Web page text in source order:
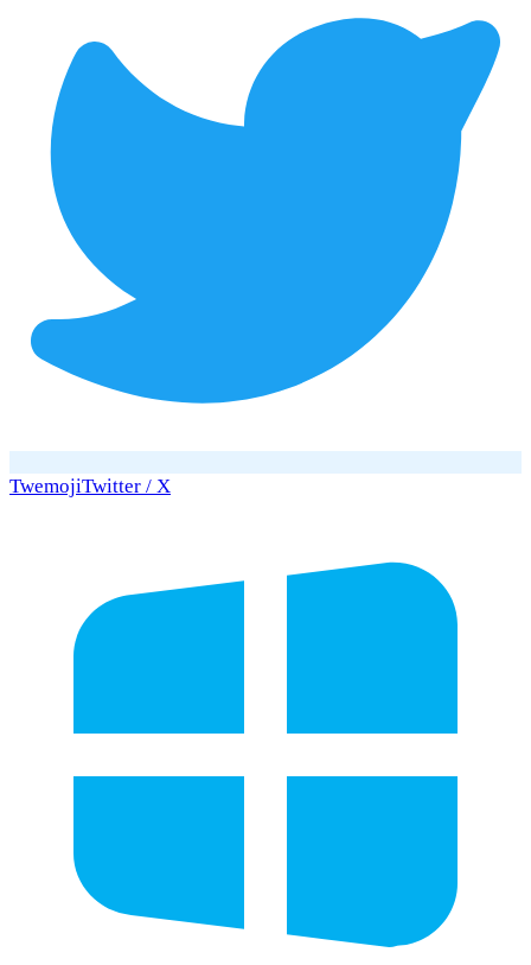
TwemojiTwitter / X